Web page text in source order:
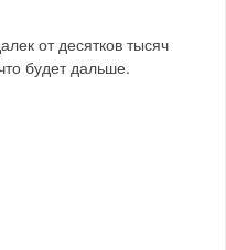
от десятков тысяч
будет дальше.